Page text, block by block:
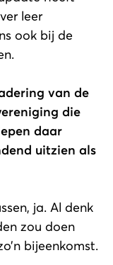
leer
ook bij de
van de
die
daar
uitzien als
ja. Al denk
zou doen
bijeenkomst.